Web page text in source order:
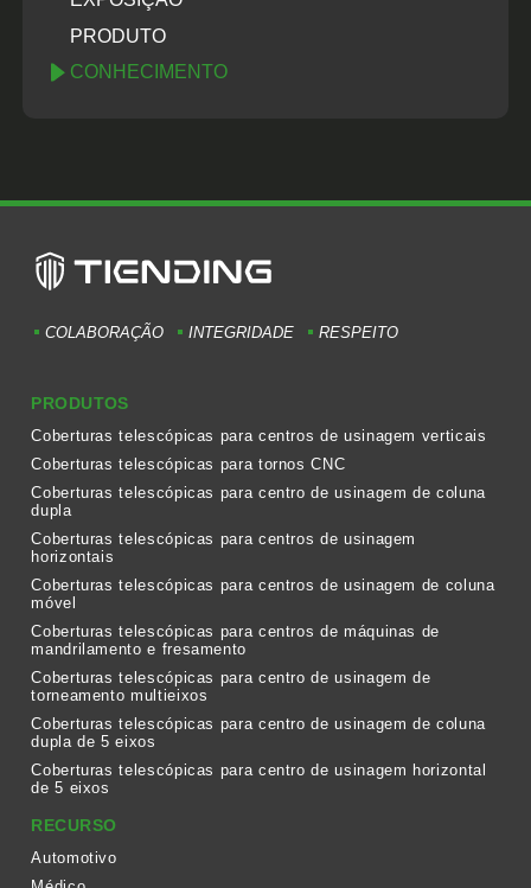
PRODUTO
CONHECIMENTO
COLABORAÇÃO INTEGRIDADE RESPEITO
PRODUTOS
Coberturas telescópicas para centros de usinagem verticais
Coberturas telescópicas para tornos CNC
Coberturas telescópicas para centro de usinagem de coluna
dupla
Coberturas telescópicas para centros de usinagem
horizontais
Coberturas telescópicas para centros de usinagem de coluna
móvel
Coberturas telescópicas para centros de máquinas de
mandrilamento e fresamento
Coberturas telescópicas para centro de usinagem de
torneamento multieixos
Coberturas telescópicas para centro de usinagem de coluna
dupla de 5 eixos
Coberturas telescópicas para centro de usinagem horizontal
de 5 eixos
RECURSO
Automotivo